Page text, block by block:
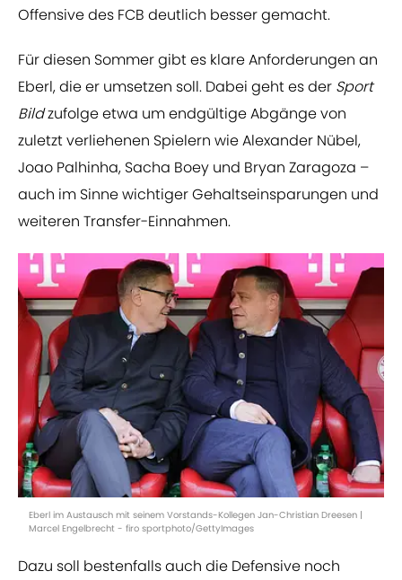
Offensive des FCB deutlich besser gemacht.
Für diesen Sommer gibt es klare Anforderungen an
Eberl, die er umsetzen soll. Dabei geht es der Sport
Bildzufolge etwa um endgültige Abgänge von
zuletzt verliehenen Spielern wie Alexander Nübel,
Joao Palhinha, Sacha Boey und Bryan Zaragoza –
auch im Sinne wichtiger Gehaltseinsparungen und
weiteren Transfer-Einnahmen.
Eberl im Austausch mit seinem Vorstands-Kollegen Jan-Christian Dreesen |
Marcel Engelbrecht - firo sportphoto/GettyImages
Dazu soll bestenfalls auch die Defensive noch